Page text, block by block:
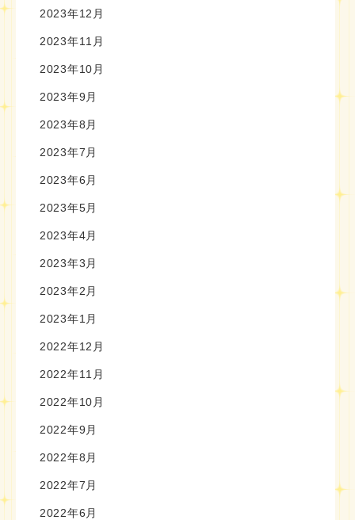
2023年12月
2023年11月
2023年10月
2023年9月
2023年8月
2023年7月
2023年6月
2023年5月
2023年4月
2023年3月
2023年2月
2023年1月
2022年12月
2022年11月
2022年10月
2022年9月
2022年8月
2022年7月
2022年6月